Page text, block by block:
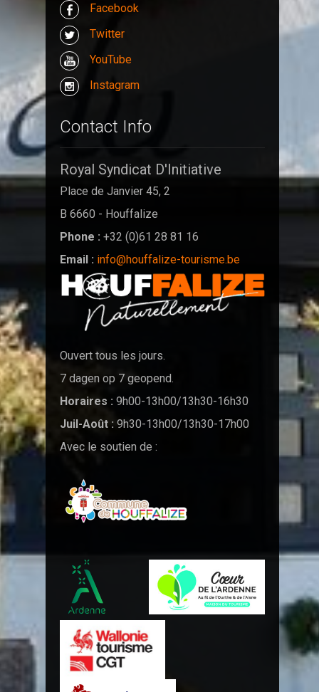
Facebook
Twitter
YouTube
Instagram
Contact Info
Royal Syndicat D'Initiative
Place de Janvier 45, 2
B 6660 - Houffalize
Phone : +32 (0)61 28 81 16
Email : info@houffalize-tourisme.be
Ouvert tous les jours.
7 dagen op 7 geopend.
Horaires : 9h00-13h00/13h30-16h30
Juil-Août : 9h30-13h00/13h30-17h00
Avec le soutien de :